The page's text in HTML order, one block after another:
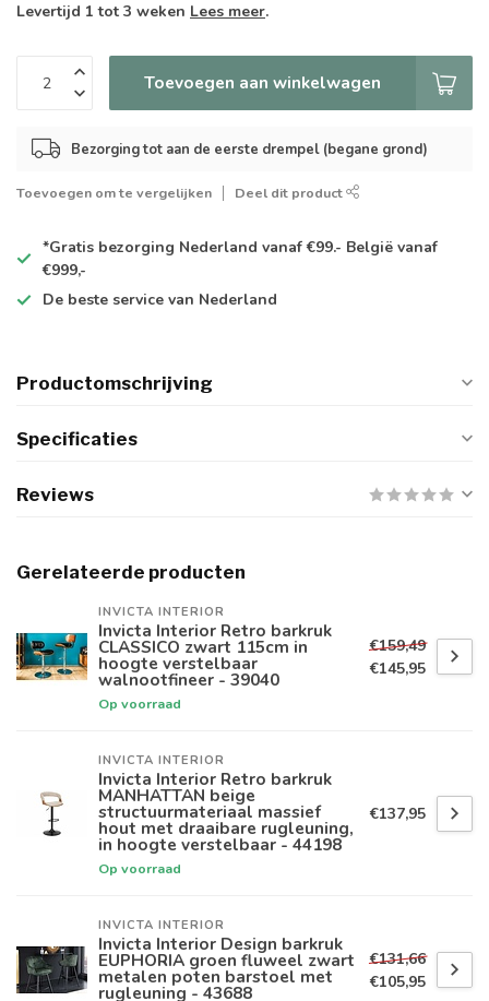
Levertijd 1 tot 3 weken Lees meer.
Toevoegen aan winkelwagen
Bezorging tot aan de eerste drempel (begane grond)
Toevoegen om te vergelijken Deel dit product
*Gratis bezorging Nederland vanaf €99.- België vanaf
€999,-
De beste service van Nederland
Productomschrijving
Specificaties
Reviews
Gerelateerde producten
INVICTA INTERIOR
Invicta Interior Retro barkruk
CLASSICO zwart 115cm in
hoogte verstelbaar
walnootfineer - 39040
Op voorraad
€159,49
€145,95
INVICTA INTERIOR
Invicta Interior Retro barkruk
MANHATTAN beige
structuurmateriaal massief
hout met draaibare rugleuning,
in hoogte verstelbaar - 44198
Op voorraad
€137,95
INVICTA INTERIOR
Invicta Interior Design barkruk
EUPHORIA groen fluweel zwart
metalen poten barstoel met
rugleuning - 43688
€131,66
€105,95